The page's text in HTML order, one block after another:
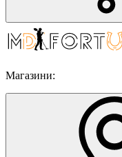
Магазини: